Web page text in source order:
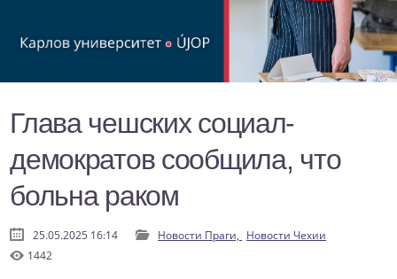
Глава чешских социал-
демократов сообщила, что
больна раком
25.05.2025 16:14 Новости Праги, Новости Чехии
1442